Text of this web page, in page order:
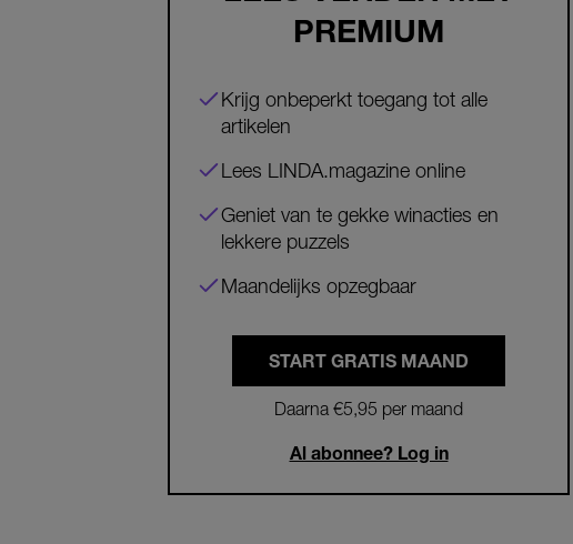
PREMIUM
Krijg onbeperkt toegang tot alle
artikelen
Lees LINDA.magazine online
Geniet van te gekke winacties en
lekkere puzzels
Maandelijks opzegbaar
START GRATIS MAAND
Daarna €5,95 per maand
Al abonnee? Log in